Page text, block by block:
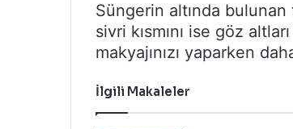
Süngerin altında bulunan
sivri kısmını ise göz
makyajınızı yaparken
İlgili Makaleler